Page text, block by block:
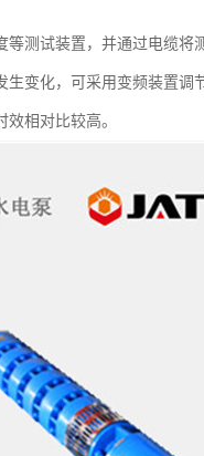
测试装置，并通过电缆将
生变化，可采用变频装置调
相对比较高。